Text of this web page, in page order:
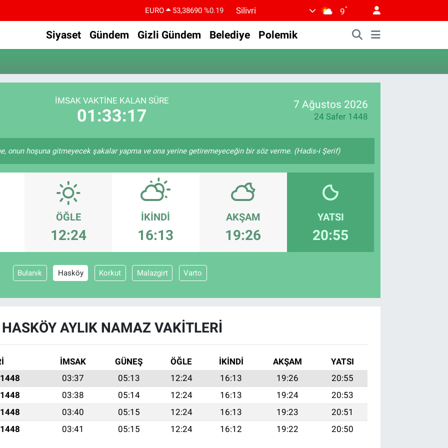
EURO 53,38690 %0.19
STERLİN
61,60380
%0.18
BITCOIN
79.591,74 %-1.82
DOLAR
Silivri 9°
Siyaset Gündem Gizli Gündem Belediye Polemik
İMSAK VAKTİNE KALAN SÜRE
01:33:17
7 Ağustos 2026
24 Safer 1448
onun hoşuna gitmeyecek şakalar yapma ve ona yerine getiremeyeceğin bir söz verme. (Hadis-i Şerif)
ÖĞLE
12:24
İKINDI
16:13
AKŞAM
19:26
YATSI
20:55
Bulanık Hasköy Korkut Malazgirt Varto
HASKÖY AYLIK NAMAZ VAKITLERI
İMSAK GÜNEŞ ÖĞLE İKINDI AKŞAM
YATSI
03:37 05:13 12:24 16:13 19:26
20:55
03:38 05:14 12:24 16:13 19:24
20:53
03:40 05:15 12:24 16:13 19:23
20:51
03:41 05:15 12:24 16:12 19:22 20:50